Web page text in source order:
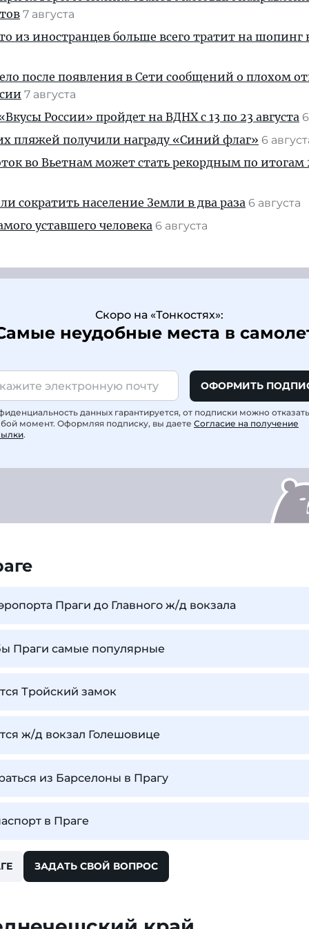
7 августа
из иностранцев больше всего тратит на шопинг
после появления в Сети сообщений о плохом
7 августа
России» пройдет на ВДНХ с 13 по 23 августа
пляжей получили награду «Синий флаг» 6
во Вьетнам может стать рекордным по итогам
сократить население Земли в два раза 6 августа
уставшего человека 6 августа
Скоро на «Тонкостях»:
неудобные места в
ОФОРМИТЬ
данных гарантируется, от подписки можно
момент. Оформляя подписку, вы даете Согласие на получение
.
Праги до Главного ж/д вокзала
Праги самые популярные
Тройский замок
ж/д вокзал Голешовице
из Барселоны в Прагу
в Праге
ЗАДАТЬ СВОЙ ВОПРОС